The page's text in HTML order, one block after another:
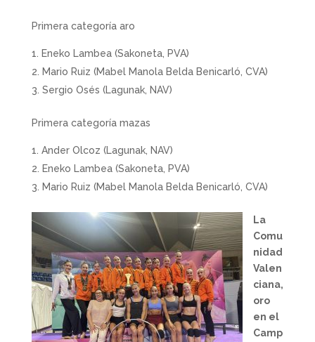
Primera categoría aro
Eneko Lambea (Sakoneta, PVA)
Mario Ruiz (Mabel Manola Belda Benicarló, CVA)
Sergio Osés (Lagunak, NAV)
Primera categoría mazas
Ander Olcoz (Lagunak, NAV)
Eneko Lambea (Sakoneta, PVA)
Mario Ruiz (Mabel Manola Belda Benicarló, CVA)
La
Comu
nidad
Valen
ciana,
oro
en el
Camp